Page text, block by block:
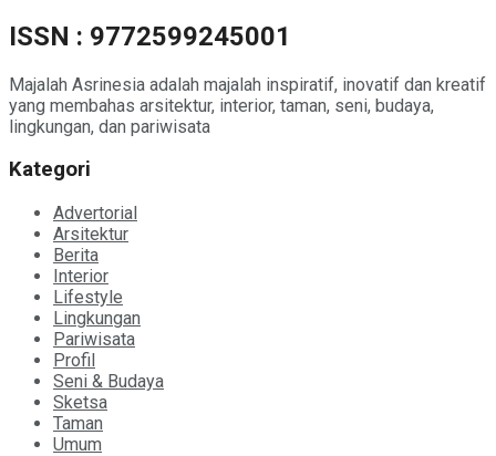
ISSN : 9772599245001
Majalah Asrinesia adalah majalah inspiratif, inovatif dan kreatif
yang membahas arsitektur, interior, taman, seni, budaya,
lingkungan, dan pariwisata
Kategori
Advertorial
Arsitektur
Berita
Interior
Lifestyle
Lingkungan
Pariwisata
Profil
Seni & Budaya
Sketsa
Taman
Umum